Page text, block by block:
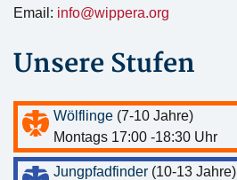
Email: info@wippera.org
Unsere Stufen
Wölflinge (7-10 Jahre)
Montags 17:00 -18:30 Uhr
Jungpfadfinder (10-13 Jahre)